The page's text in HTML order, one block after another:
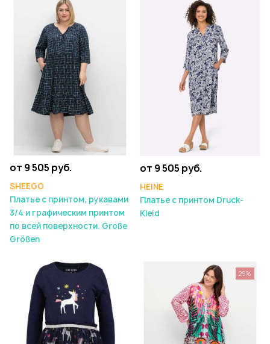
от 9 505 руб.
SHEEGO
Платье с принтом, рукавами
3/4 и графическим принтом
по всей поверхности. Große
Größen
от 9 505 руб.
HEINE
Платье с принтом Druck-
Kleid
29%